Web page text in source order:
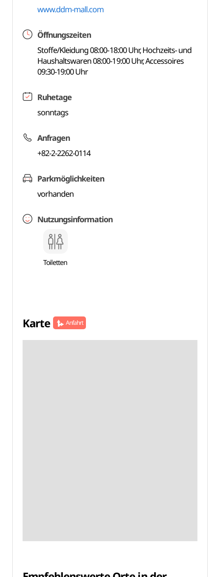
www.ddm-mall.com
Öffnungszeiten
Stoffe/Kleidung 08:00-18:00 Uhr, Hochzeits- und
Haushaltswaren 08:00-19:00 Uhr, Accessoires
09:30-19:00 Uhr
Ruhetage
sonntags
Anfragen
+82-2-2262-0114
Parkmöglichkeiten
vorhanden
Nutzungsinformation
Toiletten
Karte Anfahrt